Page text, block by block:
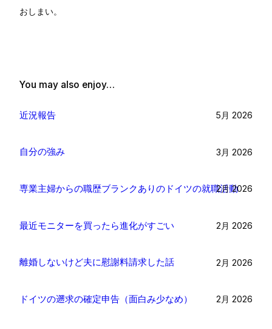
おしまい。
You may also enjoy…
近況報告 5月 2026
自分の強み 3月 2026
専業主婦からの職歴ブランクありのドイツの就職活動
2月 2026
最近モニターを買ったら進化がすごい 2月 2026
離婚しないけど夫に慰謝料請求した話 2月 2026
ドイツの遡求の確定申告（面白み少なめ） 2月 2026